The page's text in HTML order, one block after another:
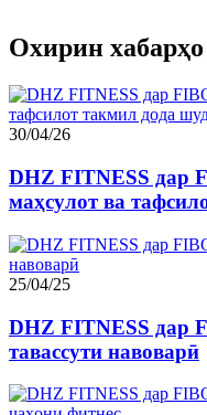
Охирин хабарҳо
30/04/26
DHZ FITNESS дар
маҳсулот ва
25/04/25
DHZ FITNESS дар
тавассути навоварӣ